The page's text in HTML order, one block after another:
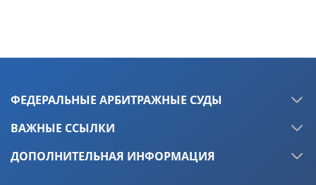
ФЕДЕРАЛЬНЫЕ АРБИТРАЖНЫЕ СУДЫ
ВАЖНЫЕ ССЫЛКИ
ДОПОЛНИТЕЛЬНАЯ ИНФОРМАЦИЯ